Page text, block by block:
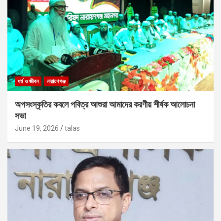
ধর্ম ও জীবন নারায়ণগঞ্জ
অপসংস্কৃতির কবলে পবিত্র আশুরা আমাদের করণীয় শীর্ষক আলোচনা
সভা
June 19, 2026 talas